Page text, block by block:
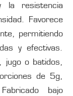
la resistencia
Favorece
permitiendo
y efectivas.
jugo o batidos,
de 5g,
bajo